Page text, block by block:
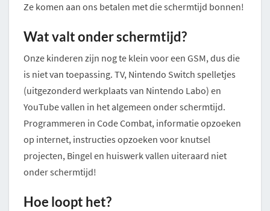
Ze komen aan ons betalen met die schermtijd bonnen!
Wat valt onder schermtijd?
Onze kinderen zijn nog te klein voor een GSM, dus die
is niet van toepassing. TV, Nintendo Switch spelletjes
(uitgezonderd werkplaats van Nintendo Labo) en
YouTube vallen in het algemeen onder schermtijd.
Programmeren in Code Combat, informatie opzoeken
op internet, instructies opzoeken voor knutsel
projecten, Bingel en huiswerk vallen uiteraard niet
onder schermtijd!
Hoe loopt het?